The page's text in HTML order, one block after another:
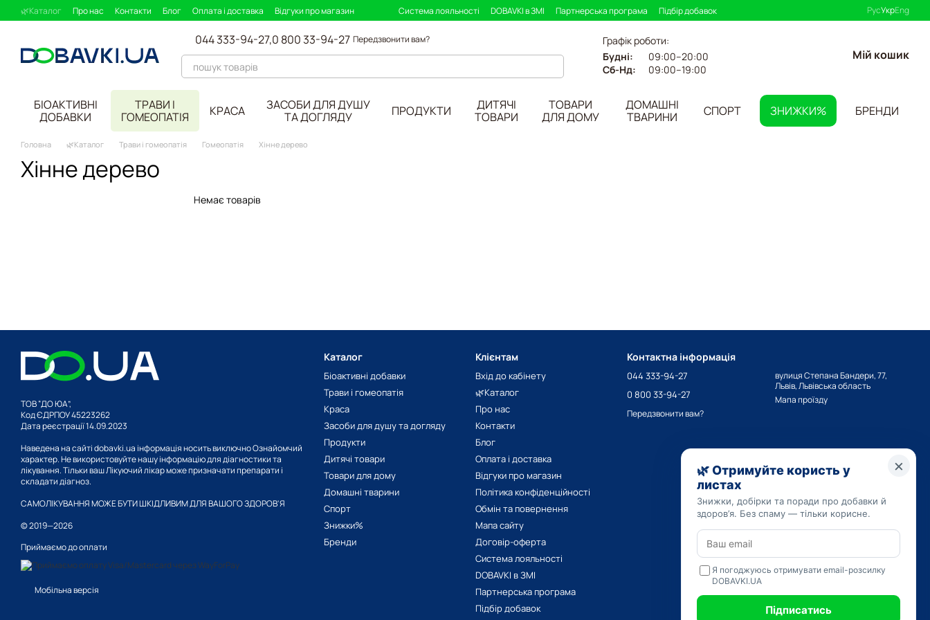
Перейти до основного контенту
🌿Каталог Про нас Контакти Блог Оплата і доставка Відгуки про магазин Система лояльності DOBAVKI в ЗМІ Партнерська програма Підбір добавок РусУкрEng
044 333-94-27,0 800 33-94-27 Передзвонити вам?
Графік роботи:
Будні:
09:00–20:00
Сб-Нд:
09:00–19:00
Мій кошик
БІОАКТИВНІ
ДОБАВКИ
ТРАВИ І
ГОМЕОПАТІЯ
КРАСА
ЗАСОБИ ДЛЯ ДУШУ
ТА ДОГЛЯДУ
ПРОДУКТИ
ДИТЯЧІ
ТОВАРИ
ТОВАРИ
ДЛЯ ДОМУ
ДОМАШНІ
ТВАРИНИ
СПОРТ ЗНИЖКИ% БРЕНДИ
Головна 🌿Каталог Трави і гомеопатія Гомеопатія Хінне дерево
Хінне дерево
Немає товарів
ТОВ “ДО ЮА”,
Код ЄДРПОУ 45223262
Дата реєстрації 14.09.2023
Наведена на сайті dobavki.ua інформація носить виключно Ознайомчий
характер. Не використовуйте нашу інформацію для діагностики та
лікування. Тільки ваш Лікуючий лікар може призначати препарати і
складати діагноз.
САМОЛІКУВАННЯ МОЖЕ БУТИ ШКІДЛИВИМ ДЛЯ ВАШОГО ЗДОРОВ'Я
© 2019—2026
Приймаємо до оплати
Мобільна версія
Каталог
Біоактивні добавки
Трави і гомеопатія
Краса
Засоби для душу та догляду
Продукти
Дитячі товари
Товари для дому
Домашні тварини
Спорт
Знижки%
Бренди
Клієнтам
Вхід до кабінету
🌿Каталог
Про нас
Контакти
Блог
Оплата і доставка
Відгуки про магазин
Політика конфіденційності
Обмін та повернення
Мапа сайту
Договір-оферта
Система лояльності
DOBAVKI в ЗМІ
Партнерська програма
Підбір добавок
Контактна інформація
044 333-94-27
0 800 33-94-27
Передзвонити вам?
вулиця Степана Бандери, 77,
Львів, Львівська область
Мапа проїзду